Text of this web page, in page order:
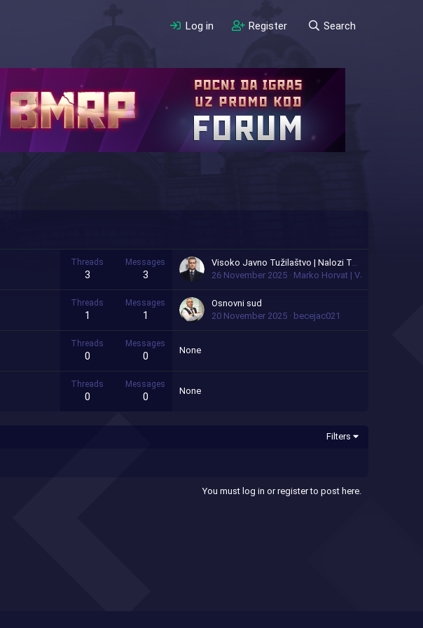
Log in Register Search
Threads
3
Messages
3
Visoko Javno Tužilaštvo | Nalozi Tužilaštva Republike Srbije i Grada Beograda
26 November 2025
Marko Horvat | VJT
Threads
1
Messages
1
Osnovni sud
20 November 2025
becejac021
Threads
0
Messages
0 None
Threads
0
Messages
0 None
Filters
You must log in or register to post here.